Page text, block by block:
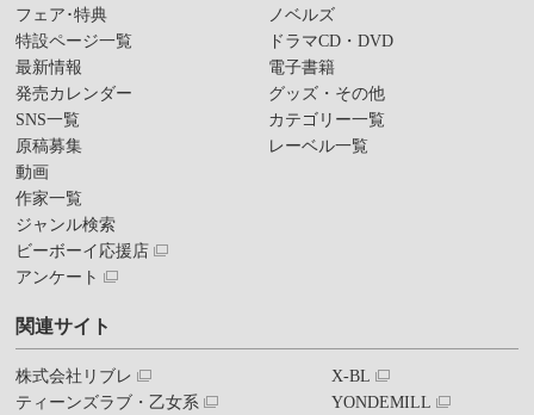
フェア･特典
特設ページ一覧
最新情報
発売カレンダー
SNS一覧
原稿募集
動画
作家一覧
ジャンル検索
ビーボーイ応援店
アンケート
ノベルズ
ドラマCD・DVD
電子書籍
グッズ・その他
カテゴリー一覧
レーベル一覧
関連サイト
株式会社リブレ
ティーンズラブ・乙女系
X-BL
YONDEMILL